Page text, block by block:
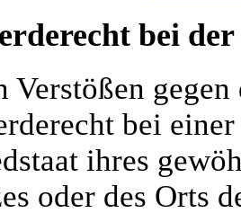
bei
Verstößen
bei
ihres
oder des Orts